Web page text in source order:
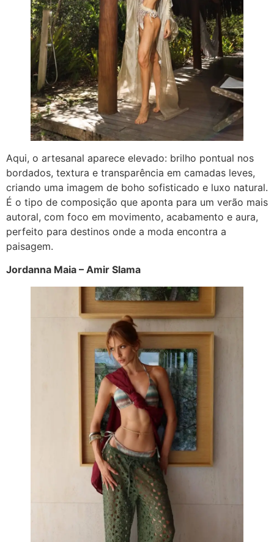
Aqui, o artesanal aparece elevado: brilho pontual nos
bordados, textura e transparência em camadas leves,
criando uma imagem de boho sofisticado e luxo natural.
É o tipo de composição que aponta para um verão mais
autoral, com foco em movimento, acabamento e aura,
perfeito para destinos onde a moda encontra a
paisagem.
Jordanna Maia – Amir Slama